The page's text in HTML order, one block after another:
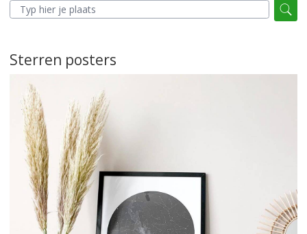
Sterren posters